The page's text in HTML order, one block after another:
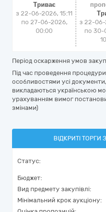
Триває
з 22-06-2026, 15:11
по 27-06-2026,
00:00
з 22-06-
по 30-
Період оскарження умов
Під час проведення процедури
особливостями усі
викладаються українською
урахуванням вимог
змінами)
ВІДКРИТІ
Статус:
Бюджет:
Вид предмету закупівлі:
Мінімальний крок аукціону: